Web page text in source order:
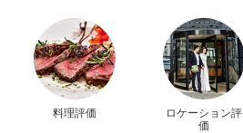
料理評価
ロケーション評
価